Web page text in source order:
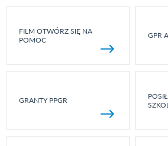
FILM OTWÓRZ SIĘ NA
POMOC
GPR
GRANTY PPGR